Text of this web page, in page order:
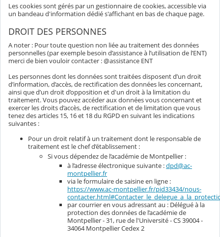
Les cookies sont gérés par un gestionnaire de cookies, accessible via
un bandeau d'information dédié s'affichant en bas de chaque page.
DROIT DES PERSONNES
A noter : Pour toute question non liée au traitement des données
personnelles (par exemple besoin d’assistance à l’utilisation de l’ENT)
merci de bien vouloir contacter : @assistance ENT
Les personnes dont les données sont traitées disposent d’un droit
d’information, d’accès, de rectification des données les concernant,
ainsi que d’un droit d’opposition et d'un droit à la limitation du
traitement. Vous pouvez accéder aux données vous concernant et
exercer les droits d’accès, de rectification et de limitation que vous
tenez des articles 15, 16 et 18 du RGPD en suivant les indications
suivantes :
Pour un droit relatif à un traitement dont le responsable de
traitement est le chef d’établissement :
Si vous dépendez de l’académie de Montpellier :
à l’adresse électronique suivante :dpd@ac-
montpellier.fr
via le formulaire de saisine en ligne :
https://www.ac-montpellier.fr/pid33434/nous-
par courrier en vous adressant au : Délégué à la
protection des données de l’académie de
Montpellier - 31, rue de l'Université - CS 39004 -
34064 Montpellier Cedex 2